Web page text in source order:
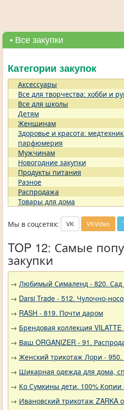
• Все закупки
Категории закупок
Аксессуары
Все для творчества: хобби и
Все для школы
Детям
Женщинам
Здоровье и красота:
парфюмерия
Мужчинам
Новогодние закупки
Продукты питания
Разное
Распродажа
Товары для дома
Мы в соцсетях: VK VKVideo
TOP 12: Самые
закупки
→ Любимый Сималенд - 820. Сад
→ Darsi Trade - 512. Чулочно-
→ RASH - 819. Почти даром
→ Брендовая коллекция
→ Ваш ORGANIZER - 91.
→ Женский трикотаж Лори -
→ Шикарная одежда для дома,
→ Ко Сумкины дети. 100%
→ Ивановский трикотаж